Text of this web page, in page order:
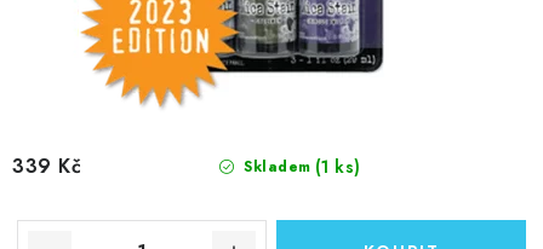
Skladem (1 ks)
339 Kč